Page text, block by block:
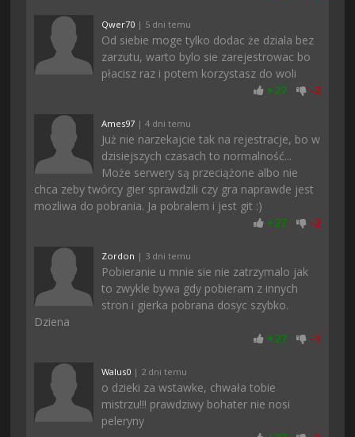
Qwer70 | 5 dni temu
Od siebie moge tylko dodac że dziala bez
zarzutu, warto bylo sie zarejestrowac bo
płacisz raz i potem korzystasz do woli
+27 -2
Ames97 | 4 dni temu
Już nie narzekajcie tak na rejestracje, bo w
dzisiejszych czasach to normalność...
Może serwery są przeciążone albo nie
chca zeby twórcy gier sprawdzili czy gra naprawde jest
mozliwa do pobrania. Ja pobralem i jest git :)
+27 -2
Zordon | 3 dni temu
Pobieranie u mnie sie nie zatrzymalo jak
to zwykle bywa gdy pobieram z innych
stron i gierka pobrana dosyc szybko.
Dziena
+27 -1
Walus0 | 2 dni temu
o dzieki za wstawke, chwała tobie
mistrzu!!! prawdziwy bohater nie nosi
peleryny